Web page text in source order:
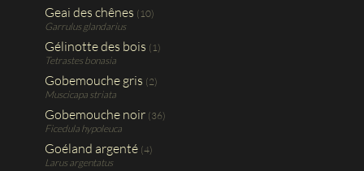
Geai des chênes (10)
Garrulus glandarius
Gélinotte des bois (1)
Tetrastes bonasia
Gobemouche gris (2)
Muscicapa striata
Gobemouche noir (36)
Ficedula hypoleuca
Goéland argenté (4)
Larus argentatus